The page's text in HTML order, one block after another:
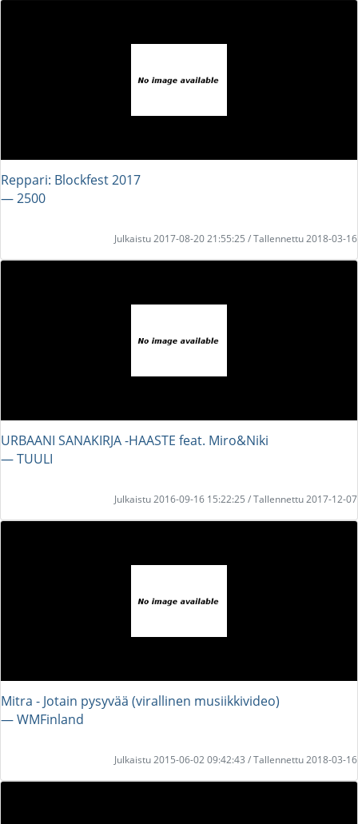
Reppari: Blockfest 2017
― 2500
Julkaistu 2017-08-20 21:55:25 / Tallennettu 2018-03-16
URBAANI SANAKIRJA -HAASTE feat. Miro&Niki
― TUULI
Julkaistu 2016-09-16 15:22:25 / Tallennettu 2017-12-07
Mitra - Jotain pysyvää (virallinen musiikkivideo)
― WMFinland
Julkaistu 2015-06-02 09:42:43 / Tallennettu 2018-03-16